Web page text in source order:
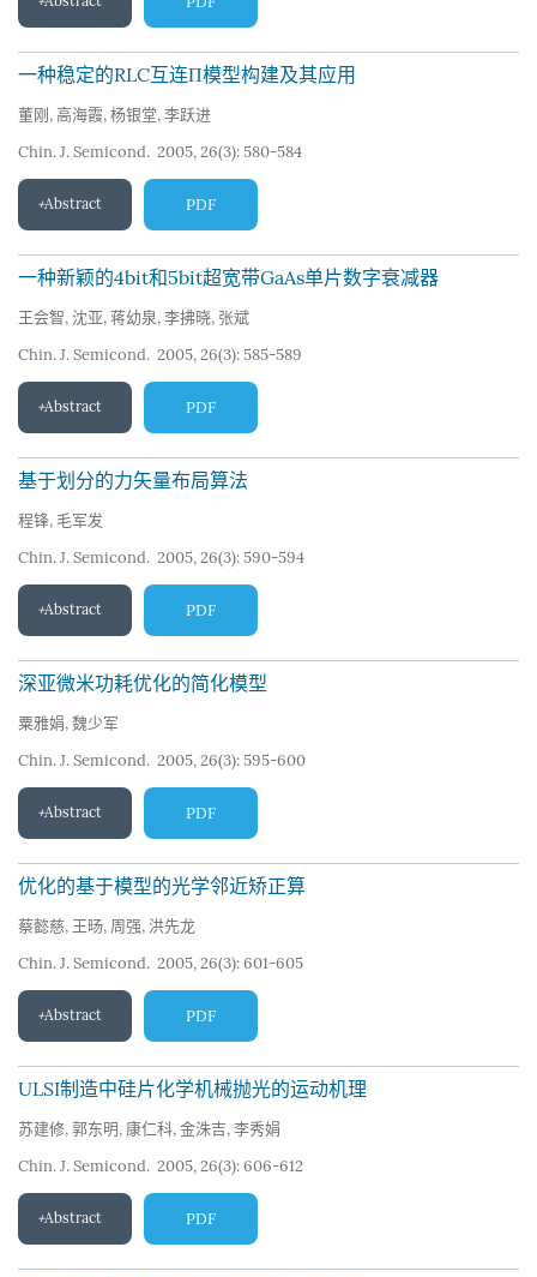
一种稳定的RLC互连Π模型构建及其应用
董刚 , 高海霞, 杨银堂, 李跃进
Chin. J. Semicond. 2005, 26(3): 580-584
Abstract PDF
一种新颖的4bit和5bit超宽带GaAs单片数字衰减器
王会智, 沈亚, 蒋幼泉, 李拂晓, 张斌
Chin. J. Semicond. 2005, 26(3): 585-589
Abstract PDF
基于划分的力矢量布局算法
程锋, 毛军发
Chin. J. Semicond. 2005, 26(3): 590-594
Abstract PDF
深亚微米功耗优化的简化模型
粟雅娟, 魏少军
Chin. J. Semicond. 2005, 26(3): 595-600
Abstract PDF
优化的基于模型的光学邻近矫正算
蔡懿慈, 王旸, 周强, 洪先龙
Chin. J. Semicond. 2005, 26(3): 601-605
Abstract PDF
ULSI制造中硅片化学机械抛光的运动机理
苏建修, 郭东明 , 康仁科, 金洙吉, 李秀娟
Chin. J. Semicond. 2005, 26(3): 606-612
Abstract PDF